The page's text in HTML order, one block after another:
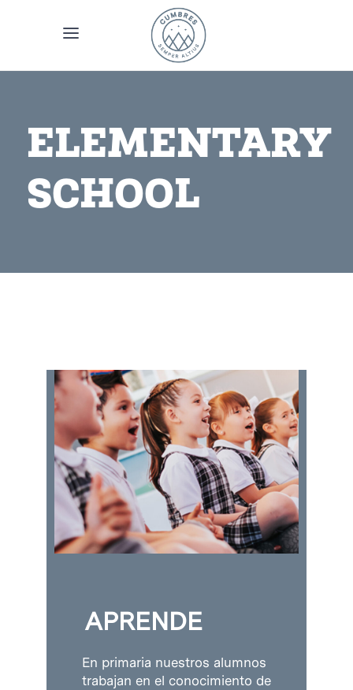
ELEMENTARY
SCHOOL
APRENDE
En primaria nuestros alumnos
trabajan en el conocimiento de